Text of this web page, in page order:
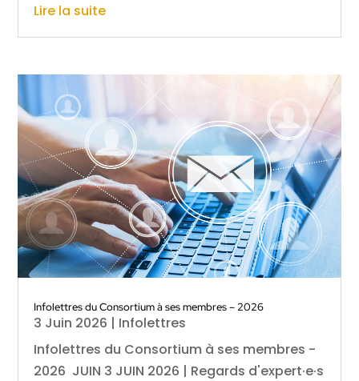
Lire la suite
Infolettres du Consortium à ses membres – 2026
3 Juin 2026 | Infolettres
Infolettres du Consortium à ses membres -
2026 JUIN 3 JUIN 2026 | Regards d'expert·e·s